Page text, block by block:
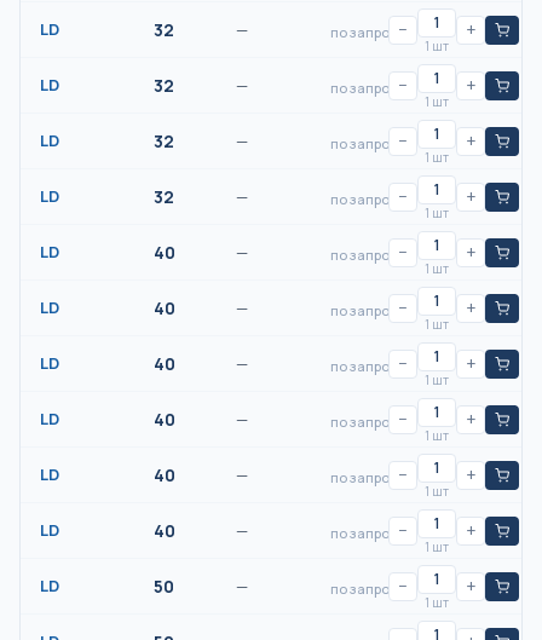
LD 32 — по запросу−
1 шт
+
LD 32 — по запросу−
1 шт
+
LD 32 — по запросу−
1 шт
+
LD 32 — по запросу−
1 шт
+
LD 40 — по запросу−
1 шт
+
LD 40 — по запросу−
1 шт
+
LD 40 — по запросу−
1 шт
+
LD 40 — по запросу−
1 шт
+
LD 40 — по запросу−
1 шт
+
LD 40 — по запросу−
1 шт
+
LD 50 — по запросу−
1 шт
+